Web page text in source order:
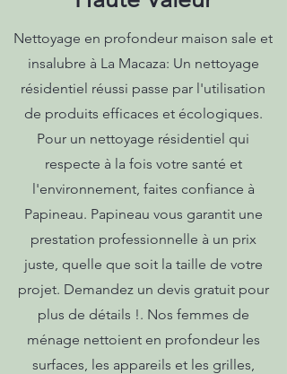
Nettoyage en profondeur maison sale et
insalubre à La Macaza: Un nettoyage
résidentiel réussi passe par l'utilisation
de produits efficaces et écologiques.
Pour un nettoyage résidentiel qui
respecte à la fois votre santé et
l'environnement, faites confiance à
Papineau. Papineau vous garantit une
prestation professionnelle à un prix
juste, quelle que soit la taille de votre
projet. Demandez un devis gratuit pour
plus de détails !. Nos femmes de
ménage nettoient en profondeur les
surfaces, les appareils et les grilles,